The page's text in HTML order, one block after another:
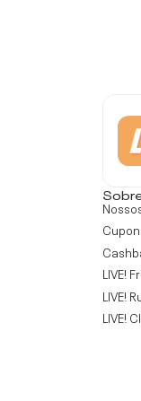
LIVE!
LIVE!
LIVE!